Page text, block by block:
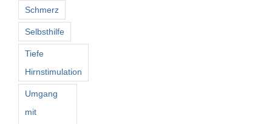
Schmerz
Selbsthilfe
Tiefe
Hirnstimulation
Umgang
mit